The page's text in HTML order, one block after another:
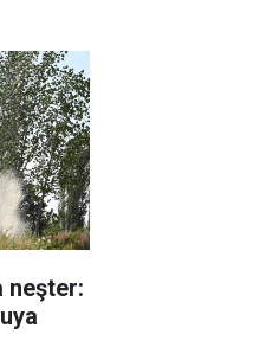
neşter: